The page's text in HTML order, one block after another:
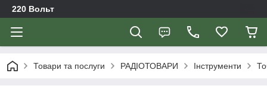
220 Вольт
Товари та послуги РАДІОТОВАРИ Інструменти